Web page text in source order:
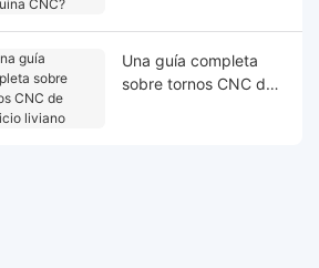
Una guía completa
sobre tornos CNC de